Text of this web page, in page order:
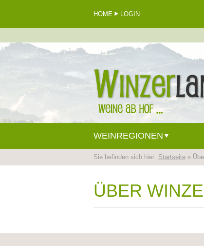
HOME LOGIN
WEINREGIONEN
Sie befinden sich hier: Startseite»
ÜBER